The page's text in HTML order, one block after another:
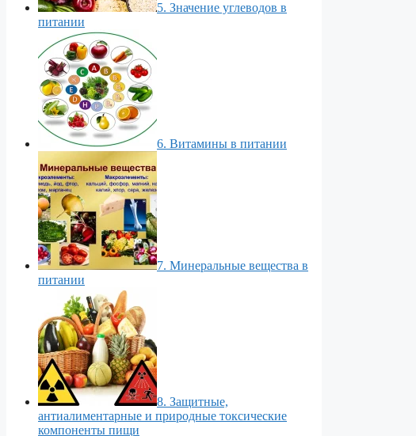
5. Значение углеводов в
питании
6. Витамины в питании
7. Минеральные вещества в
питании
8. Защитные,
антиалиментарные и природные токсические
компоненты пищи